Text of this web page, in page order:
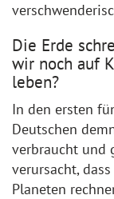
Die Erde
wir noch auf
leben?
In den ersten
Deutschen
verbraucht und
verursacht,
Planeten